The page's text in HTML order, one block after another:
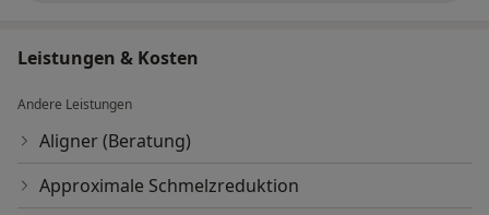
Leistungen & Kosten
Andere Leistungen
Aligner (Beratung)
Approximale Schmelzreduktion